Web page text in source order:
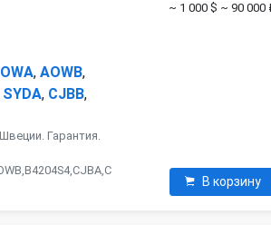
,AOWB,
SYDA, CJBB,
Гарантия.
~ 1 000 $ ~ 90 000
В корзину